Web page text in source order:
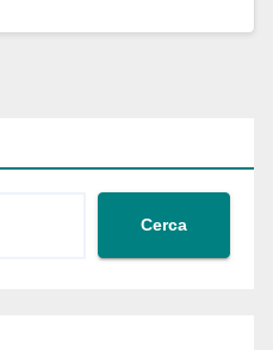
Cerca